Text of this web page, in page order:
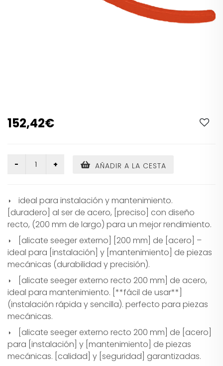
152,42€
AÑADIR A LA CESTA
ideal para instalación y mantenimiento.
[duradero] al ser de acero, [preciso] con diseño
recto, (200 mm de largo) para un mejor rendimiento.
[alicate seeger externo] [200 mm] de [acero] –
ideal para [instalación] y [mantenimiento] de piezas
mecánicas (durabilidad y precisión).
[alicate seeger externo recto 200 mm] de acero,
ideal para mantenimiento. [**fácil de usar**]
(instalación rápida y sencilla). perfecto para piezas
mecánicas.
[alicate seeger externo recto 200 mm] de [acero]
para [instalación] y [mantenimiento] de piezas
mecánicas. [calidad] y [seguridad] garantizadas.